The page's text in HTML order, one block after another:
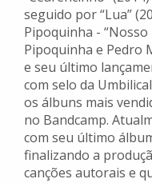
seguido por “Lua”
Pipoquinha -
Pipoquinha e Pedro
e seu último
com selo da
os álbuns mais
no Bandcamp.
com seu último
finalizando a
canções autorais e